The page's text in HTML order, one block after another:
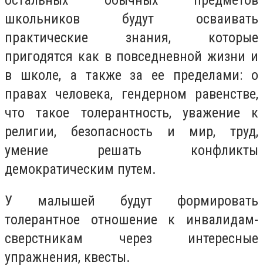
школьников будут осваивать
практические знания, которые
пригодятся как в повседневной жизни и
в школе, а также за ее пределами: о
правах человека, гендерном равенстве,
что такое толерантность, уважение к
религии, безопасность и мир, труд,
умение решать конфликты
демократическим путем.
У малышей будут формировать
толерантное отношение к инвалидам-
сверстникам через интересные
упражнения, квесты.